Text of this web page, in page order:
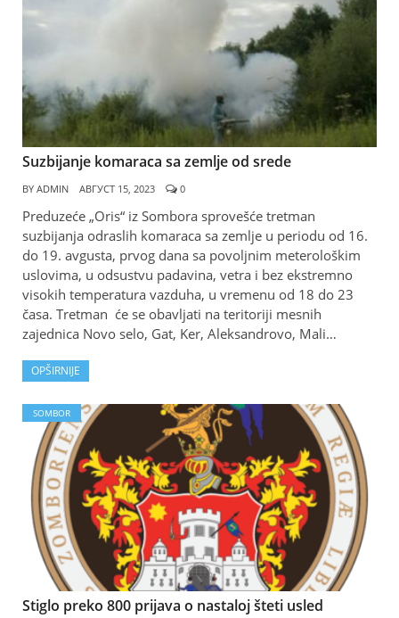
Suzbijanje komaraca sa zemlje od srede
BY ADMIN АВГУСТ 15, 2023 0
Preduzeće „Oris“ iz Sombora sprovešće tretman
suzbijanja odraslih komaraca sa zemlje u periodu od 16.
do 19. avgusta, prvog dana sa povoljnim meterološkim
uslovima, u odsustvu padavina, vetra i bez ekstremno
visokih temperatura vazduha, u vremenu od 18 do 23
časa. Tretman će se obavljati na teritoriji mesnih
zajednica Novo selo, Gat, Ker, Aleksandrovo, Mali…
OPŠIRNIJE
SOMBOR
Stiglo preko 800 prijava o nastaloj šteti usled